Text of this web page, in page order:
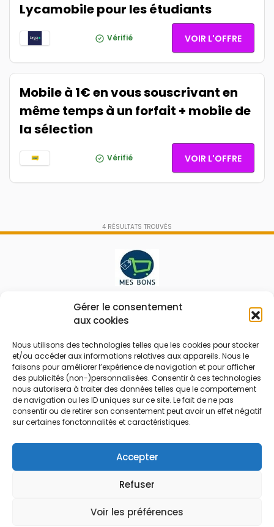
Gérer le consentement
aux cookies
Nous utilisons des technologies telles que les cookies pour stocker
et/ou accéder aux informations relatives aux appareils. Nous le
faisons pour améliorer l’expérience de navigation et pour afficher
des publicités (non-)personnalisées. Consentir à ces technologies
nous autorisera à traiter des données telles que le comportement
de navigation ou les ID uniques sur ce site. Le fait de ne pas
consentir ou de retirer son consentement peut avoir un effet négatif
sur certaines fonctonnalités et caractéristiques.
Accepter
Refuser
Voir les préférences
Lycamobile pour les étudiants
Vérifié VOIR L'OFFRE
Mobile à 1€ en vous souscrivant en
même temps à un forfait + mobile de
la sélection
Vérifié VOIR L'OFFRE
4 RÉSULTATS TROUVÉS
Le prix peut être réduit !
FAQ
Qui sommes nous
Contactez-nous
Mentions légales
Code réduction
Bons plans
Soldes
French Days
© 2026 Tous droits réservés.